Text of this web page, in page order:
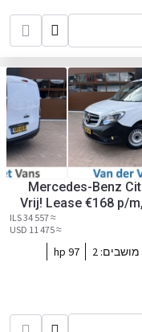
Mercedes-Benz
Vrij! Lease €168 p/
≈ 34 557 ILS
≈ 11 475 USD
2
97 hp